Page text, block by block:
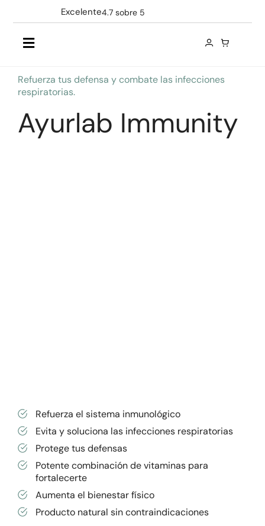
Excelente4.7 sobre 5
Toggle
Productos
Ingredientes
Refuerza tus defensa y combate las infecciones
respiratorias.
Ayurlab Immunity
Refuerza el sistema inmunológico
Evita y soluciona las infecciones respiratorias
Protege tus defensas
Potente combinación de vitaminas para
fortalecerte
Aumenta el bienestar físico
Producto natural sin contraindicaciones